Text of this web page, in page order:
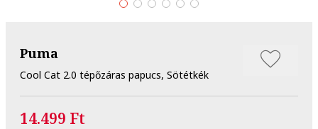
Puma
Cool Cat 2.0 tépőzáras papucs, Sötétkék
14.499 Ft